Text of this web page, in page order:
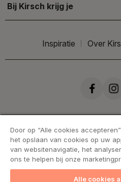
Bij Kirsch krijg je
Inspiratie Over
Door op “Alle cookies
het opslaan van cookies op uw
van websitenavigatie, het
ons te helpen bij onze
Alle cookies